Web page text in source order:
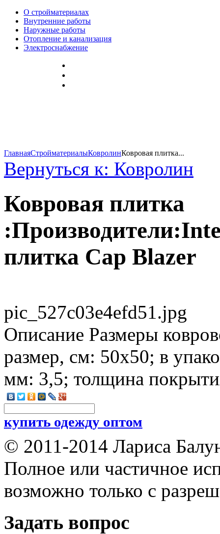
О стройматериалах
Внутренние работы
Наружные работы
Отопление и канализация
Электроснабжение
ГлавнаяСтройматериалыКовролинКовровая плитка...
Вернуться к: Ковролин
Ковровая плитка
плитка Cap Blazer
pic_527c03e4efd51.jpg
Описание Размеры
размер, см: 50х50; в
мм: 3,5; толщина
купить одежду оптом
© 2011-2014 Лариса
Полное или частичное
возможно только с
Задать вопрос